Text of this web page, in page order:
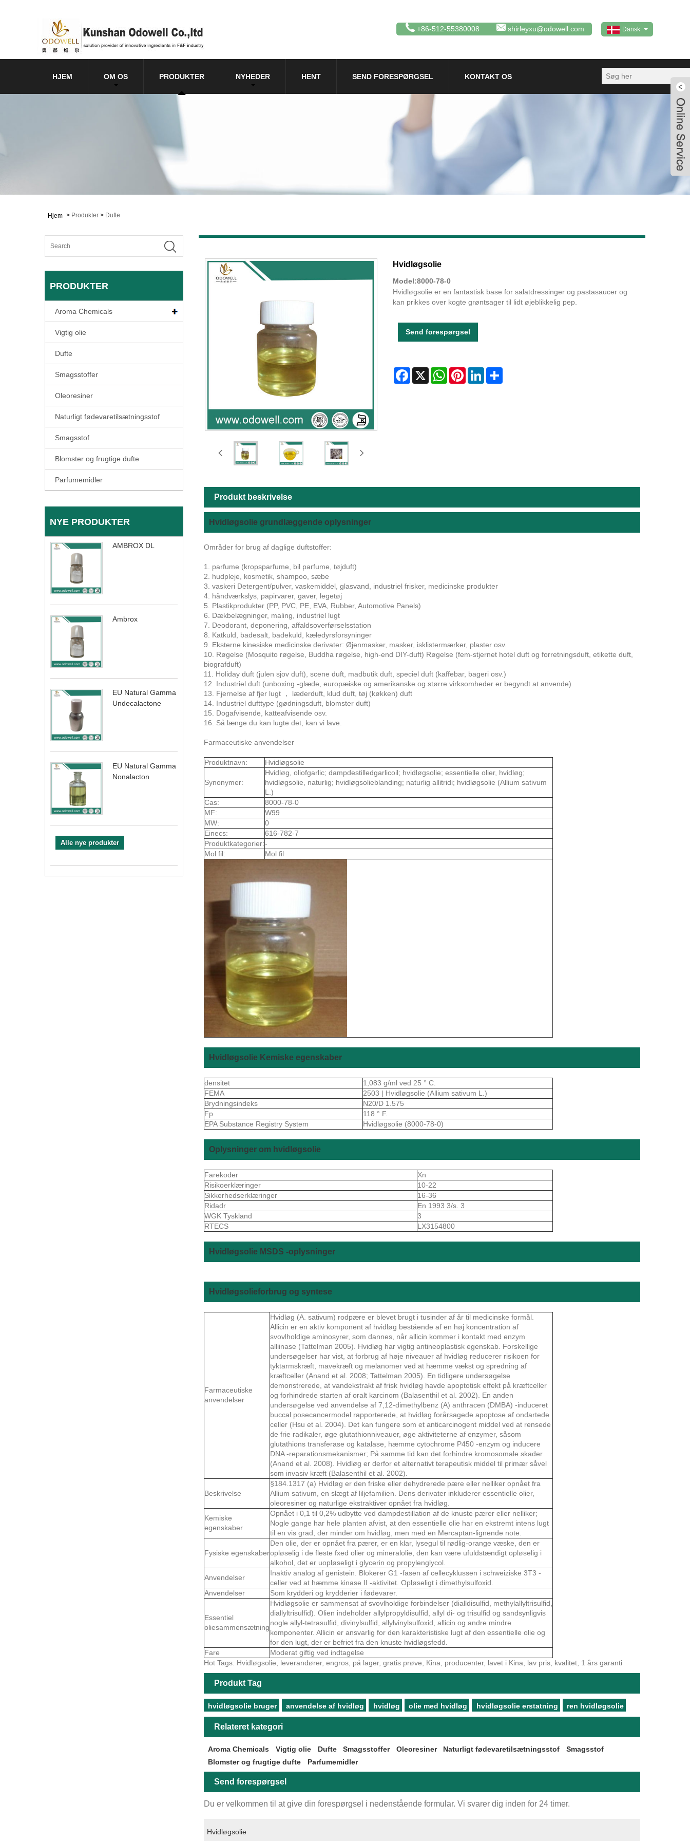
Dansk
+86-512-55380008 shirleyxu@odowell.com
HJEM OM OS PRODUKTER NYHEDER HENT SEND FORESPØRGSEL KONTAKT OS
Hjem > Produkter > Dufte
PRODUKTER
Aroma Chemicals
Vigtig olie
Dufte
Smagsstoffer
Oleoresiner
Naturligt fødevaretilsætningsstof
Smagsstof
Blomster og frugtige dufte
Parfumemidler
NYE PRODUKTER
AMBROX DL
Ambrox
EU Natural Gamma
Undecalactone
EU Natural Gamma
Nonalacton
Alle nye produkter
Hvidløgsolie
Model:8000-78-0
Hvidløgsolie er en fantastisk base for salatdressinger og pastasaucer og
kan prikkes over kogte grøntsager til lidt øjeblikkelig pep.
Send forespørgsel
Facebook
X WhatsAppPinterestLinkedInShare
Produkt beskrivelse
Hvidløgsolie grundlæggende oplysninger
Områder for brug af daglige duftstoffer:
1. parfume (kropsparfume, bil parfume, tøjduft)
2. hudpleje, kosmetik, shampoo, sæbe
3. vaskeri Detergent/pulver, vaskemiddel, glasvand, industriel frisker, medicinske produkter
4. håndværkslys, papirvarer, gaver, legetøj
5. Plastikprodukter (PP, PVC, PE, EVA, Rubber, Automotive Panels)
6. Dækbelægninger, maling, industriel lugt
7. Deodorant, deponering, affaldsoverførselsstation
8. Katkuld, badesalt, badekuld, kæledyrsforsyninger
9. Eksterne kinesiske medicinske derivater: Øjenmasker, masker, isklistermærker, plaster osv.
10. Røgelse (Mosquito røgelse, Buddha røgelse, high-end DIY-duft) Røgelse (fem-stjernet hotel duft og forretningsduft, etikette duft,
biografduft)
11. Holiday duft (julen sjov duft), scene duft, madbutik duft, speciel duft (kaffebar, bageri osv.)
12. Industriel duft (unboxing -glæde, europæiske og amerikanske og større virksomheder er begyndt at anvende)
13. Fjernelse af fjer lugt ， læderduft, klud duft, tøj (køkken) duft
14. Industriel dufttype (gødningsduft, blomster duft)
15. Dogafvisende, katteafvisende osv.
16. Så længe du kan lugte det, kan vi lave.
Farmaceutiske anvendelser
Produktnavn: Hvidløgsolie
Synonymer:
Hvidløg, oliofgarlic; dampdestilledgarlicoil; hvidløgsolie; essentielle olier, hvidløg;
hvidløgsolie, naturlig; hvidløgsolieblanding; naturlig allitridi; hvidløgsolie (Allium sativum
L.)
Cas:
8000-78-0
MF:
W99
MW:
0
Einecs:
616-782-7
Produktkategorier:-
Mol fil:
Mol fil
Hvidløgsolie Kemiske egenskaber
densitet
1,083 g/ml ved 25 ° C.
FEMA
2503 | Hvidløgsolie (Allium sativum L.)
Brydningsindeks
N20/D 1.575
Fp
118 ° F.
EPA Substance Registry System
Hvidløgsolie (8000-78-0)
Oplysninger om hvidløgsolie
Farekoder
Xn
Risikoerklæringer
10-22
Sikkerhedserklæringer
16-36
Ridadr
En 1993 3/s. 3
WGK Tyskland
3
RTECS
LX3154800
Hvidløgsolie MSDS -oplysninger
Hvidløgsolieforbrug og syntese
Farmaceutiske
anvendelser
Hvidløg (A. sativum) rodpære er blevet brugt i tusinder af år til medicinske formål.
Allicin er en aktiv komponent af hvidløg bestående af en høj koncentration af
svovlholdige aminosyrer, som dannes, når allicin kommer i kontakt med enzym
alliinase (Tattelman 2005). Hvidløg har vigtig antineoplastisk egenskab. Forskellige
undersøgelser har vist, at forbrug af høje niveauer af hvidløg reducerer risikoen for
tyktarmskræft, mavekræft og melanomer ved at hæmme vækst og spredning af
kræftceller (Anand et al. 2008; Tattelman 2005). En tidligere undersøgelse
demonstrerede, at vandekstrakt af frisk hvidløg havde apoptotisk effekt på kræftceller
og forhindrede starten af ​​oralt karcinom (Balasenthil et al. 2002). En anden
undersøgelse ved anvendelse af 7,12-dimethylbenz (A) anthracen (DMBA) -induceret
buccal posecancermodel rapporterede, at hvidløg forårsagede apoptose af ondartede
celler (Hsu et al. 2004). Det kan fungere som et anticarcinogent middel ved at rensede
de frie radikaler, øge glutathionniveauer, øge aktiviteterne af enzymer, såsom
glutathions transferase og katalase, hæmme cytochrome P450 -enzym og inducere
DNA -reparationsmekanismer; På samme tid kan det forhindre kromosomale skader
(Anand et al. 2008). Hvidløg er derfor et alternativt terapeutisk middel til primær såvel
som invasiv kræft (Balasenthil et al. 2002).
Beskrivelse
§184.1317 (a) Hvidløg er den friske eller dehydrerede pære eller nelliker opnået fra
Allium sativum, en slægt af liljefamilien. Dens derivater inkluderer essentielle olier,
oleoresiner og naturlige ekstraktiver opnået fra hvidløg.
Kemiske
egenskaber
Opnået i 0,1 til 0,2% udbytte ved dampdestillation af de knuste pærer eller nelliker;
Nogle gange har hele planten afvist, at den essentielle olie har en ekstremt intens lugt
til en vis grad, der minder om hvidløg, men med en Mercaptan-lignende note.
Fysiske egenskaber
Den olie, der er opnået fra pærer, er en klar, lysegul til rødlig-orange væske, den er
opløselig i de fleste fxed olier og mineralolie, den kan være ufuldstændigt opløselig i
alkohol, det er uopløseligt i glycerin og propylenglycol.
Anvendelser
Inaktiv analog af genistein. Blokerer G1 -fasen af ​​cellecyklussen i schweiziske 3T3 -
celler ved at hæmme kinase II -aktivitet. Opløseligt i dimethylsulfoxid.
Anvendelser
Som krydderi og krydderier i fødevarer.
Essentiel
oliesammensætning
Hvidløgsolie er sammensat af svovlholdige forbindelser (dialldisulfid, methylallyltrisulfid,
diallyltrisulfid). Olien indeholder allylpropyldisulfid, allyl di- og trisulfid og sandsynligvis
nogle allyl-tetrasulfid, divinylsulfid, allylvinylsulfoxid, allicin og andre mindre
komponenter. Allicin er ansvarlig for den karakteristiske lugt af den essentielle olie og
for den lugt, der er befriet fra den knuste hvidløgsfedd.
Fare
Moderat giftig ved indtagelse
Hot Tags: Hvidløgsolie, leverandører, engros, på lager, gratis prøve, Kina, producenter, lavet i Kina, lav pris, kvalitet, 1 års garanti
Produkt Tag
hvidløgsolie bruger anvendelse af hvidløg hvidløg olie med hvidløg hvidløgsolie erstatning ren hvidløgsolie
Relateret kategori
Aroma Chemicals Vigtig olie Dufte Smagsstoffer Oleoresiner Naturligt fødevaretilsætningsstof
Smagsstof
Blomster og frugtige dufte
Parfumemidler
Send forespørgsel
Du er velkommen til at give din forespørgsel i nedenstående formular. Vi svarer dig inden for 24 timer.